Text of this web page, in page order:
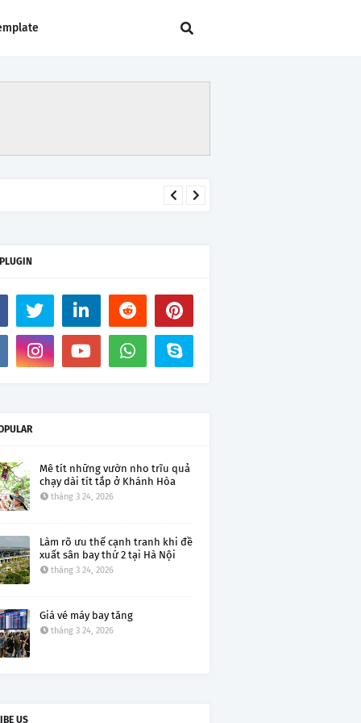
Mê tít những vườn nho trĩu quả
chạy dài tít tắp ở Khánh Hòa
tháng 3 24, 2026
Làm rõ ưu thế cạnh tranh khi đề
xuất sân bay thứ 2 tại Hà Nội
tháng 3 24, 2026
Giá vé máy bay tăng
tháng 3 24, 2026
US